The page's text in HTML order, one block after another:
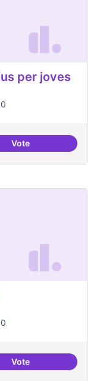
per joves
0
VoteMés processos
0
VoteRedefinició Casal